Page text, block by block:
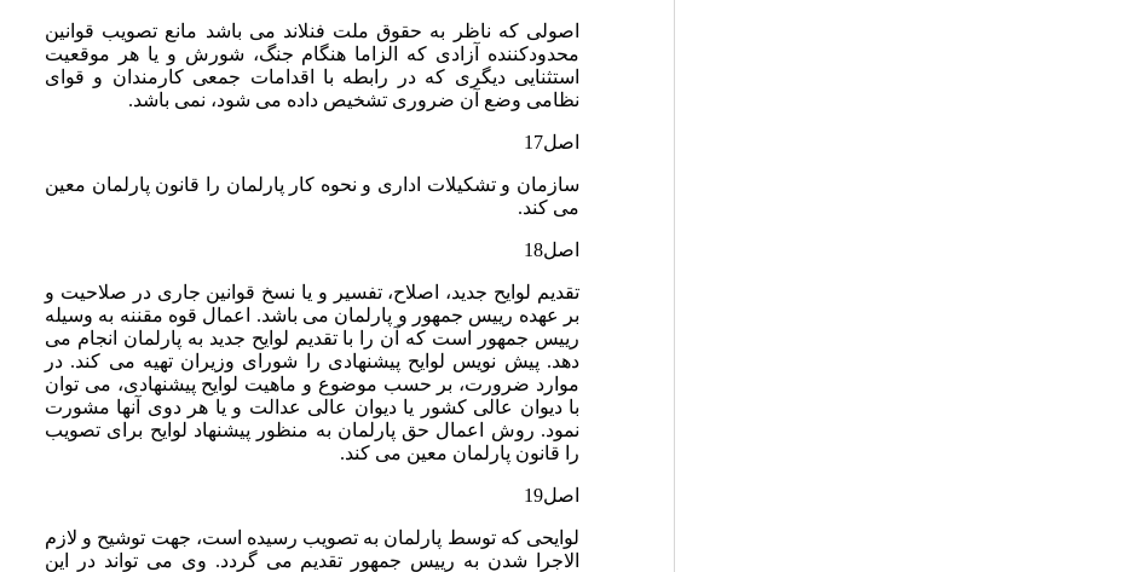
اصولی‏ که‏ ناظر به‏ حقوق‏ ملت‏ فنلاند می‏ باشد مانع تصویب‏ قوانین‏
محدودکننده‏ آزادی‏ که‏ الزاما هنگام‏ جنگ‏، شورش‏ و یا هر موقعیت‏
استثنایی‏ دیگری‏ که‏ در رابطه‏ با اقدامات‏ جمعی‏ کارمندان‏ و قوای‏
نظامی‏ وضع آن‏ ضروری‏ تشخیص‏ داده‏ می‏ شود، نمی‏ باشد.
اصل‏17
سازمان‏ و تشکیلات‏ اداری‏ و نحوه‏ کار پارلمان‏ را قانون‏ پارلمان‏ معین‏
می‏ کند.
اصل‏18
تقدیم‏ لوایح‏ جدید، اصلاح‏، تفسیر و یا نسخ‏ قوانین‏ جاری‏ در صلاحیت‏ و
بر عهده‏ رییس‏ جمهور و پارلمان‏ می‏ باشد. اعمال‏ قوه‏ مقننه‏ به‏ وسیله‏
رییس‏ جمهور است‏ که‏ آن‏ را با تقدیم‏ لوایح‏ جدید به‏ پارلمان‏ انجام‏ می‏
دهد. پیش‏ نویس‏ لوایح‏ پیشنهادی‏ را شورای‏ وزیران‏ تهیه‏ می‏ کند. در
موارد ضرورت‏، بر حسب‏ موضوع‏ و ماهیت‏ لوایح‏ پیشنهادی‏، می‏ توان‏
با دیوان‏ عالی‏ کشور یا دیوان‏ عالی‏ عدالت‏ و یا هر دوی‏ آنها مشورت‏
نمود. روش‏ اعمال‏ حق‏ پارلمان‏ به‏ منظور پیشنهاد لوایح‏ برای‏ تصویب‏
را قانون‏ پارلمان‏ معین‏ می‏ کند.
اصل‏19
لوایحی‏ که‏ توسط پارلمان‏ به‏ تصویب‏ رسیده‏ است‏، جهت‏ توشیح‏ و لازم‏
الاجرا شدن‏ به‏ رییس‏ جمهور تقدیم‏ می‏ گردد. وی‏ می‏ تواند در این‏